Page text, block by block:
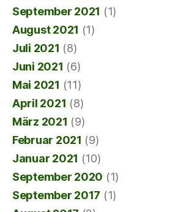
September 2021 (1)
August 2021 (1)
Juli 2021 (8)
Juni 2021 (6)
Mai 2021 (11)
April 2021 (8)
März 2021 (9)
Februar 2021 (9)
Januar 2021 (10)
September 2020 (1)
September 2017 (1)